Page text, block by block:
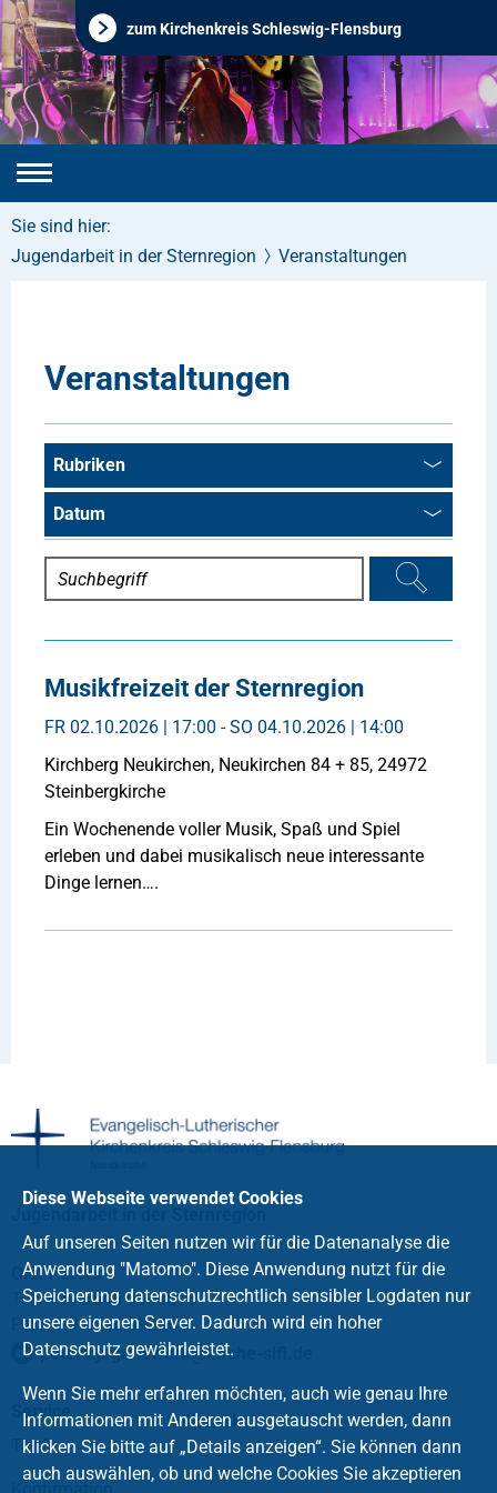
zum Kirchenkreis Schleswig-Flensburg
Sie sind hier:
Jugendarbeit in der Sternregion
Veranstaltungen
Veranstaltungen
Rubriken
Datum
Musikfreizeit der Sternregion
FR 02.10.2026 | 17:00 -SO 04.10.2026 | 14:00
Kirchberg Neukirchen, Neukirchen 84 + 85, 24972
Steinbergkirche
Ein Wochenende voller Musik, Spaß und Spiel
erleben und dabei musikalisch neue interessante
Dinge lernen….
Olaf Peters
Tel.: +49 4646 9909818
Fax: +49 4646 990468
peters.jugendwerk@kirche-slfl
Service
Taufe
Kontakt
Diese Webseite verwendet Cookies
Auf unseren Seiten nutzen wir für die Datenanalyse die
Anwendung "Matomo". Diese Anwendung nutzt für die
Speicherung datenschutzrechtlich sensibler Logdaten nur
unsere eigenen Server. Dadurch wird ein hoher
Datenschutz gewährleistet.
Wenn Sie mehr erfahren möchten, auch wie genau Ihre
Informationen mit Anderen ausgetauscht werden, dann
klicken Sie bitte auf „Details anzeigen“. Sie können dann
auch auswählen, ob und welche Cookies Sie akzeptieren